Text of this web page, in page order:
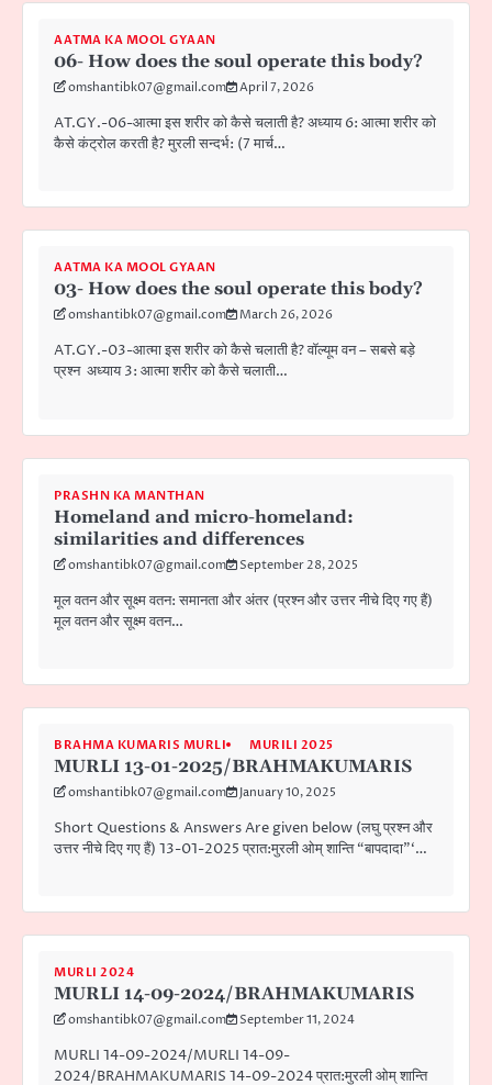
AATMA KA MOOL GYAAN
06- How does the soul operate this body?
omshantibk07@gmail.com April 7, 2026
AT.GY.-06-आत्मा इस शरीर को कैसे चलाती है? अध्याय 6: आत्मा शरीर को
कैसे कंट्रोल करती है? मुरली सन्दर्भ: (7 मार्च…
AATMA KA MOOL GYAAN
03- How does the soul operate this body?
omshantibk07@gmail.com March 26, 2026
AT.GY.-03-आत्मा इस शरीर को कैसे चलाती है? वॉल्यूम वन – सबसे बड़े
प्रश्न अध्याय 3: आत्मा शरीर को कैसे चलाती…
PRASHN KA MANTHAN
Homeland and micro-homeland:
similarities and differences
omshantibk07@gmail.com September 28, 2025
मूल वतन और सूक्ष्म वतन: समानता और अंतर (प्रश्न और उत्तर नीचे दिए गए हैं)
मूल वतन और सूक्ष्म वतन…
BRAHMA KUMARIS MURLI MURILI 2025
MURLI 13-01-2025/BRAHMAKUMARIS
omshantibk07@gmail.com January 10, 2025
Short Questions & Answers Are given below (लघु प्रश्न और
उत्तर नीचे दिए गए हैं) 13-01-2025 प्रात:मुरली ओम् शान्ति “बापदादा”‘…
MURLI 2024
MURLI 14-09-2024/BRAHMAKUMARIS
omshantibk07@gmail.com September 11, 2024
MURLI 14-09-2024/MURLI 14-09-
2024/BRAHMAKUMARIS 14-09-2024 प्रात:मुरली ओम् शान्ति